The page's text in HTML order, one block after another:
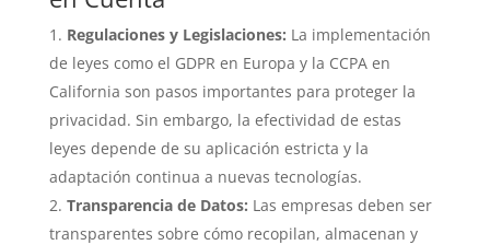
Regulaciones y Legislaciones: La implementación
de leyes como el GDPR en Europa y la CCPA en
California son pasos importantes para proteger la
privacidad. Sin embargo, la efectividad de estas
leyes depende de su aplicación estricta y la
adaptación continua a nuevas tecnologías.
Transparencia de Datos: Las empresas deben ser
transparentes sobre cómo recopilan, almacenan y